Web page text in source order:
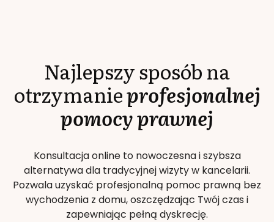
Najlepszy sposób na
otrzymanieprofesjonalnej
pomocy prawnej
Konsultacja online to nowoczesna i szybsza
alternatywa dla tradycyjnej wizyty w kancelarii.
Pozwala uzyskać profesjonalną pomoc prawną bez
wychodzenia z domu, oszczędzając Twój czas i
zapewniając pełną dyskrecję.